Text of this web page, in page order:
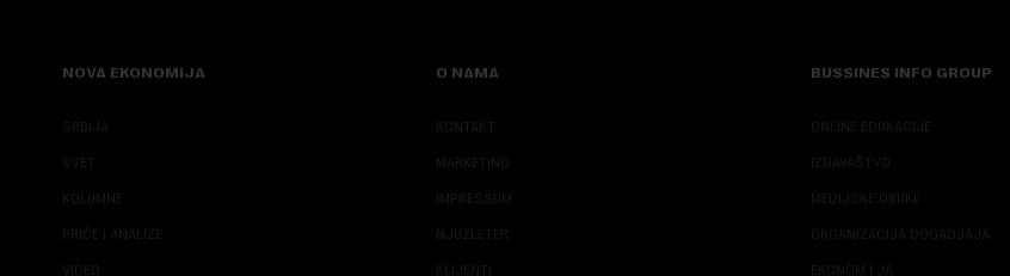
NOVA EKONOMIJA
SRBIJA
SVET
KOLUMNE
PRIČE I ANALIZE
VIDEO
O NAMA
KONTAKT
MARKETING
IMPRESSUM
NJUZLETER
KLIJENTI
BUSSINES INFO GROUP
ONLINE EDUKACIJE
IZDAVAŠTVO
MEDIJSKE OBUKE
ORGANIZACIJA DOGADJAJA
EKONOM I JA